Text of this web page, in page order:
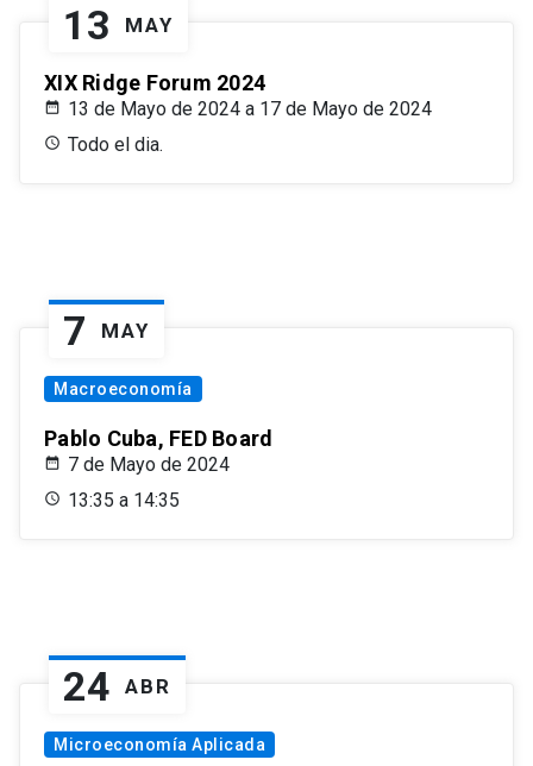
13 MAY
XIX Ridge Forum 2024
13 de Mayo de 2024 a 17 de Mayo de 2024
Todo el dia.
7 MAY
Macroeconomía
Pablo Cuba, FED Board
7 de Mayo de 2024
13:35 a 14:35
24 ABR
Microeconomía Aplicada